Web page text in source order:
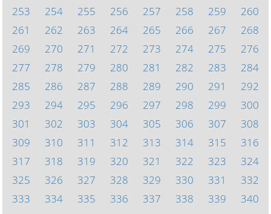
253
254 255 256 257 258 259
260
261
262 263 264 265 266 267
268
269
270 271 272 273 274 275
276
277
278 279 280 281 282 283
284
285
286 287 288 289 290 291
292
293
294 295 296 297 298 299
300
301
302 303 304 305 306 307
308
309
310 311 312 313 314 315
316
317
318 319 320 321 322 323
324
325
326 327 328 329 330 331
332
333
334 335 336 337 338 339
340